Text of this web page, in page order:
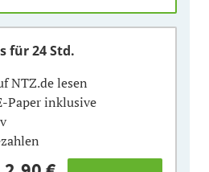
für 24 Std.
NTZ.de lesen
Paper inklusive